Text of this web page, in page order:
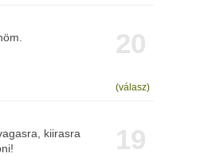
20
(válasz)
19
kiirasra